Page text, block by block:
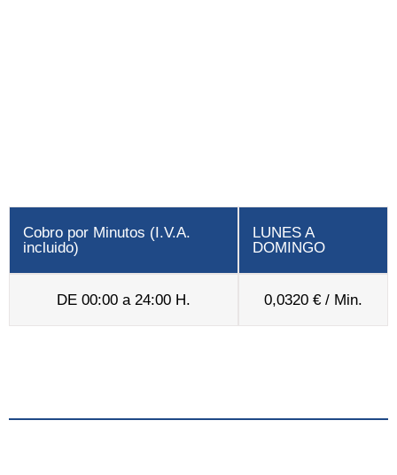
Cobro por Minutos (I.V.A.
incluido)
LUNES A
DOMINGO
DE 00:00 a 24:00 H. 0,0320 € / Min.